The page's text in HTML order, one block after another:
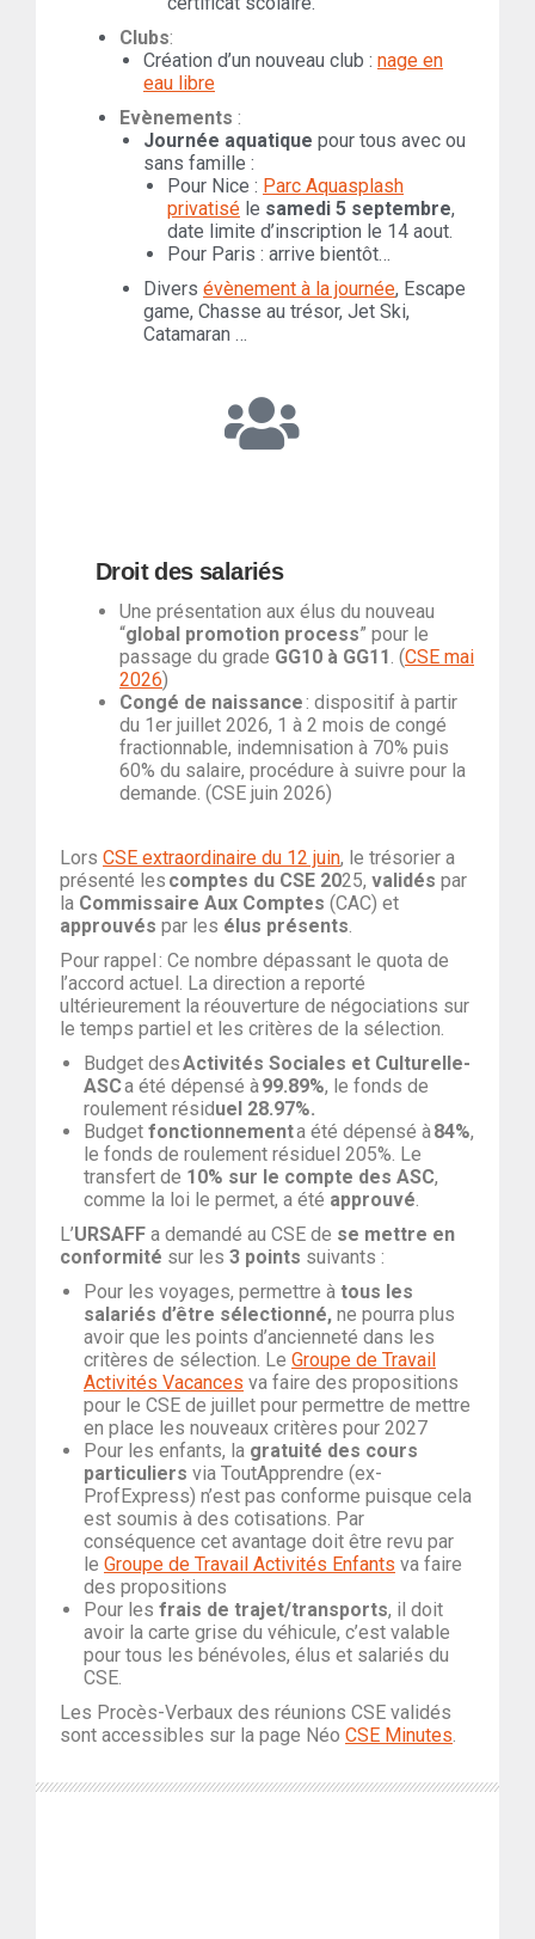
Clubs:
Création d’un nouveau club : nage en
eau libre
Evènements :
Journée aquatique pour tous avec ou
sans famille :
Pour Nice : Parc Aquasplash
privatisé le samedi 5 septembre,
date limite d’inscription le 14 aout.
Pour Paris : arrive bientôt…
Divers évènement à la journée, Escape
game, Chasse au trésor, Jet Ski,
Catamaran …
Droit des salariés
Une présentation aux élus du nouveau
“global promotion process” pour le
passage du grade GG10 à GG11. (CSE mai
2026)
Congé de naissance: dispositif à partir
du 1er juillet 2026, 1 à 2 mois de congé
fractionnable, indemnisation à 70% puis
60% du salaire, procédure à suivre pour la
demande. (CSE juin 2026)
Lors CSE extraordinaire du 12 juin, le trésorier a
présenté les comptes du CSE 2025, validés par
la Commissaire Aux Comptes (CAC) et
approuvés par les élus présents.
Pour rappel : Ce nombre dépassant le quota de
l’accord actuel. La direction a reporté
ultérieurement la réouverture de négociations sur
le temps partiel et les critères de la sélection.
Budget desActivités Sociales et Culturelle-
ASCa été dépensé à99.89%, le fonds de
roulement résiduel 28.97%.
Budget fonctionnementa été dépensé à84%,
le fonds de roulement résiduel 205%. Le
transfert de 10% sur le compte des ASC,
comme la loi le permet, a été approuvé.
L’URSAFF a demandé au CSE de se mettre en
conformité sur les 3 points suivants :
Pour les voyages, permettre à tous les
salariés d’être sélectionné, ne pourra plus
avoir que les points d’ancienneté dans les
critères de sélection. Le Groupe de Travail
Activités Vacances va faire des propositions
pour le CSE de juillet pour permettre de mettre
en place les nouveaux critères pour 2027
Pour les enfants, la gratuité des cours
particuliers via ToutApprendre (ex-
ProfExpress) n’est pas conforme puisque cela
est soumis à des cotisations. Par
conséquence cet avantage doit être revu par
le Groupe de Travail Activités Enfants va faire
des propositions
Pour les frais de trajet/transports, il doit
avoir la carte grise du véhicule, c’est valable
pour tous les bénévoles, élus et salariés du
CSE.
Les Procès-Verbaux des réunions CSE validés
sont accessibles sur la page Néo CSE Minutes.